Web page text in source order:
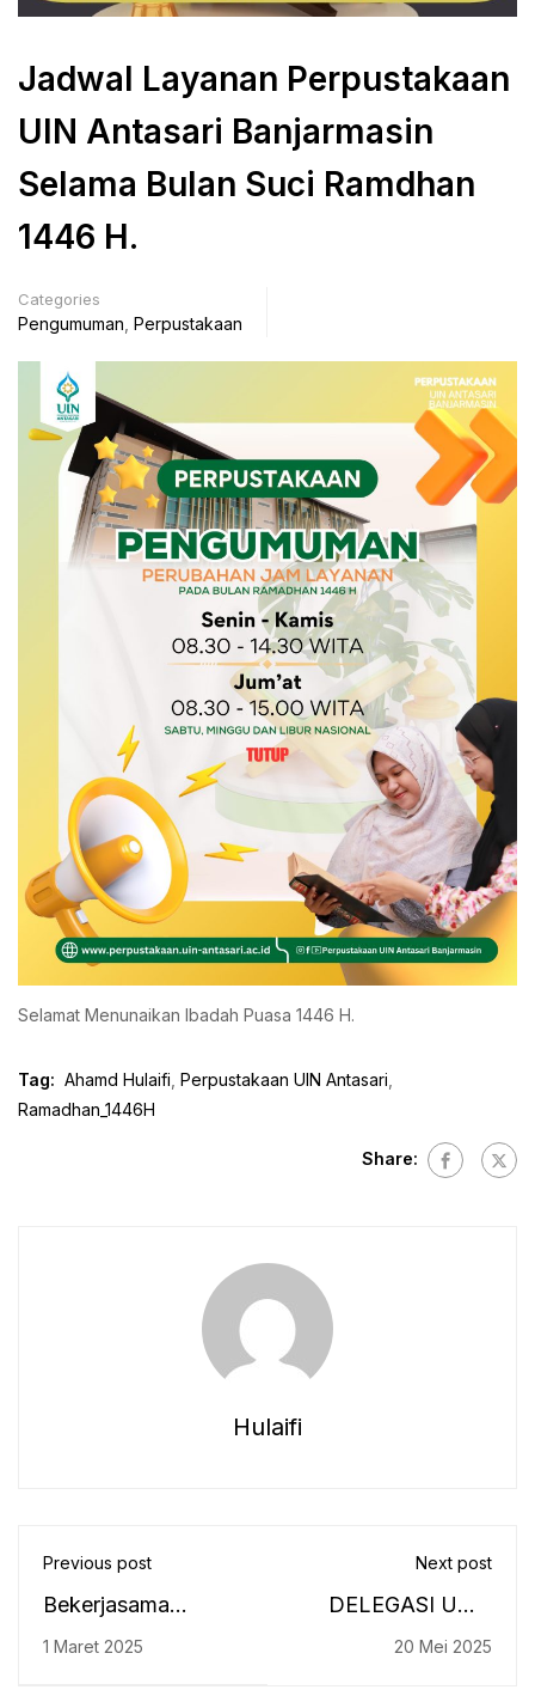
Jadwal Layanan Perpustakaan
UIN Antasari Banjarmasin
Selama Bulan Suci Ramdhan
1446 H.
Categories
Pengumuman Perpustakaan
Selamat Menunaikan Ibadah Puasa 1446 H.
Tag: Ahamd Hulaifi Perpustakaan UIN Antasari
Ramadhan_1446H
Share:
Hulaifi
Previous post
Bekerjasama
dengan Pusat
1 Maret 2025
Next post
DELEGASI UMB
LAKUKAN
20 Mei 2025